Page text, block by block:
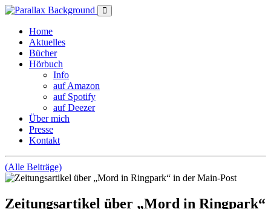
Home
Aktuelles
Bücher
Hörbuch
Info
auf Amazon
auf Spotify
auf Deezer
Über mich
Presse
Kontakt
(Alle Beiträge)
Zeitungsartikel über „Mord in Ringpark“